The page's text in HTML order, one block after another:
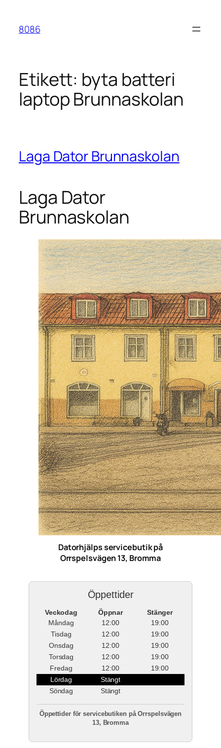
innehåll
8086
Etikett: byta batteri
laptop Brunnaskolan
Laga Dator Brunnaskolan
Laga Dator
Brunnaskolan
Datorhjälps servicebutik på
Orrspelsvägen 13, Bromma
Öppettider
Veckodag Öppnar
Stänger
Måndag
12:00
19:00
Tisdag
12:00
19:00
Onsdag
12:00
19:00
Torsdag
12:00
19:00
Fredag
12:00
19:00
Lördag
Stängt
Söndag
Stängt
Öppettider för servicebutiken på Orrspelsvägen
13, Bromma